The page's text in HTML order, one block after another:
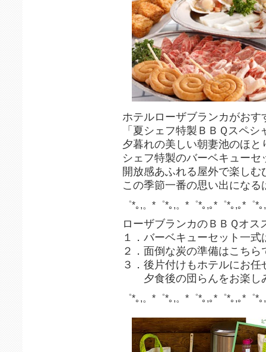
ホテルローザブランカがおす
「夏シェフ特製ＢＢＱスペ
夕暮れの美しい朝妻池のほと
シェフ特製のバーベキューセ
開放感あふれる屋外で楽しむ
この季節一番の思い出になる
゜*｡,。*゜*｡,。*゜*｡,｡*゜*｡,｡*゜*
ローザブランカのＢＢＱオス
１．バーベキューセット一
２．面倒な炭の準備はこちら
３．後片付けもホテルにお任
夕食後の団らんをお楽し
゜*｡,。*゜*｡,。*゜*｡,｡*゜*｡,｡*゜*